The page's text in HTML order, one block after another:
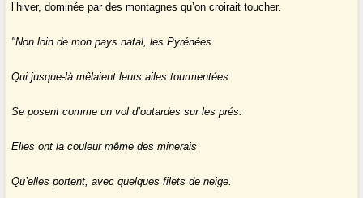
l’hiver, dominée par des montagnes qu’on croirait toucher.
"Non loin de mon pays natal, les Pyrénées
Qui jusque-là mêlaient leurs ailes tourmentées
Se posent comme un vol d’outardes sur les prés.
Elles ont la couleur même des minerais
Qu’elles portent, avec quelques filets de neige.